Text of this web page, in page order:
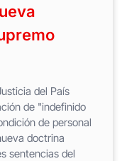
del País
de "indefinido
de personal
doctrina
sentencias del